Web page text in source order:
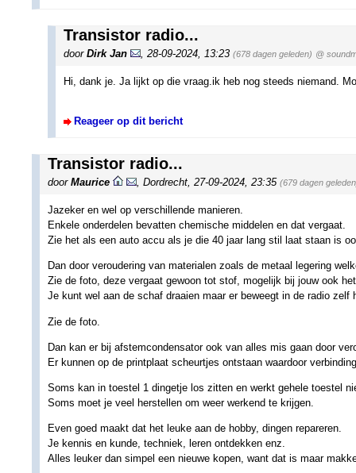
Transistor radio...
door Dirk Jan , 28-09-2024, 13:23 (678 dagen geleden) @
Hi, dank je. Ja lijkt op die vraag.ik heb nog steeds niemand.
Reageer op dit bericht
Transistor radio...
door Maurice , Dordrecht, 27-09-2024, 23:35 (679 dagen
Jazeker en wel op verschillende manieren.
Enkele onderdelen bevatten chemische middelen en dat vergaat.
Zie het als een auto accu als je die 40 jaar lang stil laat staan is
Dan door veroudering van materialen zoals de metaal legering
Zie de foto, deze vergaat gewoon tot stof, mogelijk bij jouw ook
Je kunt wel aan de schaf draaien maar er beweegt in de radio zelf
Zie de foto.
Dan kan er bij afstemcondensator ook van alles mis gaan door
Er kunnen op de printplaat scheurtjes ontstaan waardoor
Soms kan in toestel 1 dingetje los zitten en werkt gehele toestel
Soms moet je veel herstellen om weer werkend te krijgen.
Even goed maakt dat het leuke aan de hobby, dingen repareren.
Je kennis en kunde, techniek, leren ontdekken enz.
Alles leuker dan simpel een nieuwe kopen, want dat is maar